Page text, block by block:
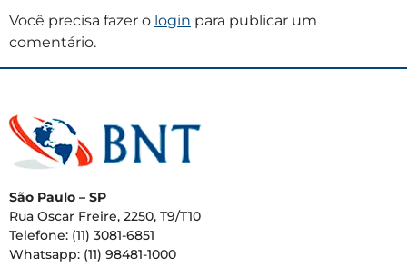
Você precisa fazer o login para publicar um
comentário.
São Paulo – SP
Rua Oscar Freire, 2250, T9/T10
Telefone: (11) 3081-6851
Whatsapp: (11) 98481-1000